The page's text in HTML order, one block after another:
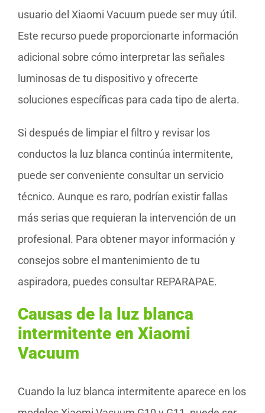
usuario del Xiaomi Vacuum puede ser muy útil.
Este recurso puede proporcionarte información
adicional sobre cómo interpretar las señales
luminosas de tu dispositivo y ofrecerte
soluciones específicas para cada tipo de alerta.
Si después de limpiar el filtro y revisar los
conductos la luz blanca continúa intermitente,
puede ser conveniente consultar un servicio
técnico. Aunque es raro, podrían existir fallas
más serias que requieran la intervención de un
profesional. Para obtener mayor información y
consejos sobre el mantenimiento de tu
aspiradora, puedes consultar REPARAPAE.
Causas de la luz blanca
intermitente en Xiaomi
Vacuum
Cuando la luz blanca intermitente aparece en los